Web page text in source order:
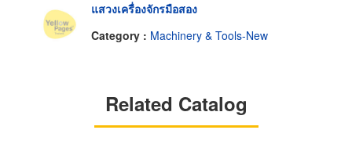
แสวงเครื่องจักรมือสอง
Category : Machinery & Tools-New
Related Catalog